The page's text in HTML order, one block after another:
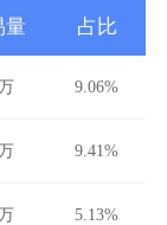
量 占比
9.06%
9.41%
5.13%